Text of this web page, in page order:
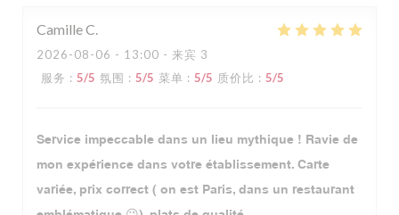
CamilleC
2026-08-06 - 13:00 - 来宾 3
服务 : 5/5 氛围 : 5/5 菜单 : 5/5 质价比 : 5/5
Service impeccable dans un lieu mythique ! Ravie de
mon expérience dans votre établissement. Carte
variée, prix correct ( on est Paris, dans un restaurant